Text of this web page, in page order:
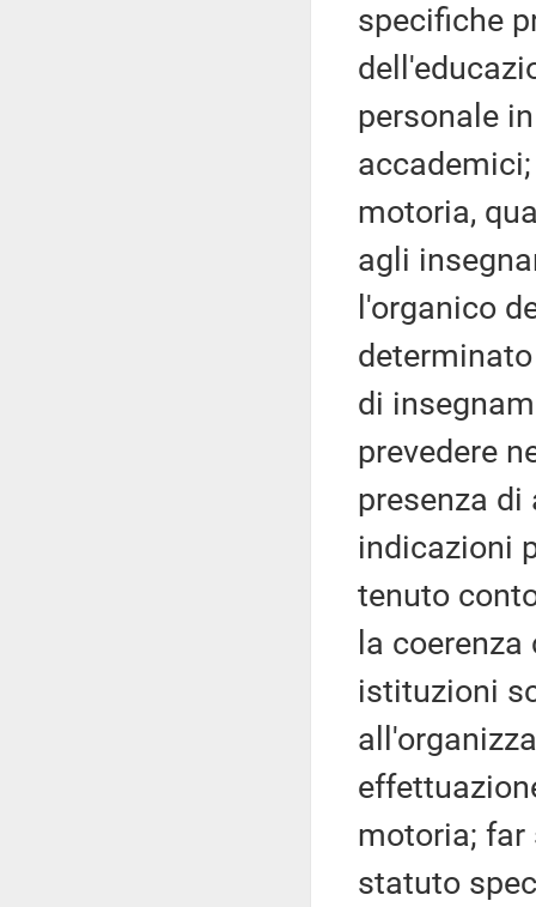
specifiche
personale
motoria,
agli
l'organico
di
prevedere
presenza
indicazioni
tenuto
la
istituzioni
motoria; far
statuto